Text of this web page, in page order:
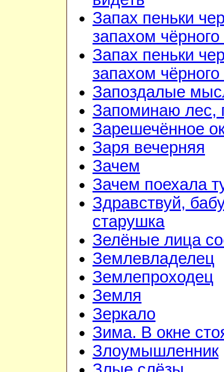
Запах пеньки
запахом
Запах пеньки
запахом
Запоздалые
Запоминаю лес,
Зарешечённое
Заря вечерняя
Зачем
Зачем поехала
Здравствуй,
старушка
Зелёные лица
Землевладелец
Землепроходец
Земля
Зеркало
Зима. В окне
Злоумышленник